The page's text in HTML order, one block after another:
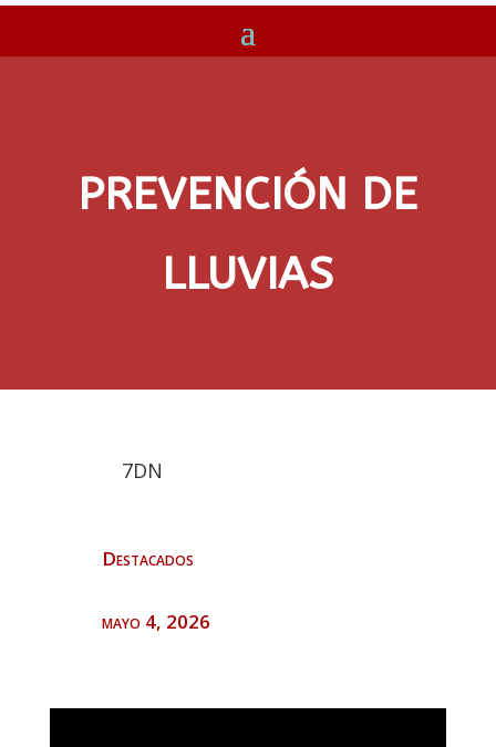
PREVENCIÓN DE
LLUVIAS
7DN
Destacados
mayo 4, 2026